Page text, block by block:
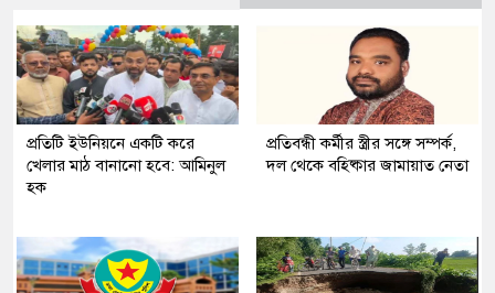
প্রতিটি ইউনিয়নে একটি করে
খেলার মাঠ বানানো হবে: আমিনুল
হক
প্রতিবন্ধী কর্মীর স্ত্রীর সঙ্গে সম্পর্ক,
দল থেকে বহিষ্কার জামায়াত নেতা